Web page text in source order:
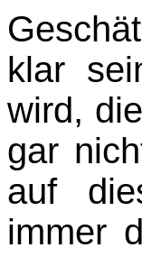
klar
wird,
gar
auf
immer